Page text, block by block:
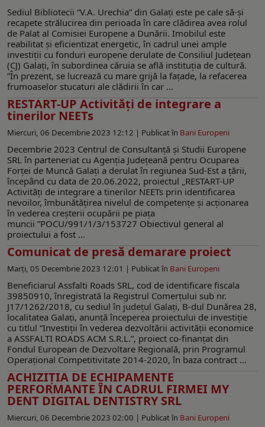
Sediul Bibliotecii “V.A. Urechia” din Galați este pe cale să-și
recapete strălucirea din perioada în care clădirea avea rolul
de Palat al Comisiei Europene a Dunării. Imobilul este
reabilitat și eficientizat energetic, în cadrul unei ample
investiții cu fonduri europene derulate de Consiliul Județean
(CJ) Galați, în subordinea căruia se află instituția de cultură.
”În prezent, se lucrează cu mare grijă la fațade, la refacerea
frumoaselor stucaturi ale clădirii în car ...
RESTART-UP Activități de integrare a
tinerilor NEETs
Miercuri, 06 Decembrie 2023 12:12 | Publicat în Bani Europeni
Decembrie 2023 Centrul de Consultanță și Studii Europene
SRL în parteneriat cu Agenția Județeană pentru Ocuparea
Forței de Muncă Galați a derulat în regiunea Sud-Est a țării,
începând cu data de 20.06.2022, proiectul „RESTART-UP
Activități de integrare a tinerilor NEETs prin identificarea
nevoilor, îmbunătățirea nivelul de competențe și acționarea
în vederea creșterii ocupării pe piața
muncii ”POCU/991/1/3/153727 Obiectivul general al
proiectului a fost ...
Comunicat de presă demarare proiect
Marți, 05 Decembrie 2023 12:01 | Publicat în Bani Europeni
Beneficiarul Assfalti Roads SRL, cod de identificare fiscala
39850910, înregistrată la Registrul Comerțului sub nr.
J17/1262/2018, cu sediul în județul Galaţi, B-dul Dunărea 28,
localitatea Galaţi, anunță începerea proiectului de investiție
cu titlul “Investiții în vederea dezvoltării activității economice
a ASSFALTI ROADS ACM S.R.L.”, proiect co-finanțat din
Fondul European de Dezvoltare Regională, prin Programul
Operațional Competitivitate 2014-2020, în baza contract ...
ACHIZIŢIA DE ECHIPAMENTE
PERFORMANTE ÎN CADRUL FIRMEI MY
DENT DIGITAL DENTISTRY SRL
Miercuri, 06 Decembrie 2023 02:00 | Publicat în Bani Europeni